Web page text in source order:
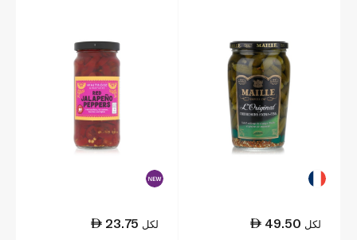
49.50 لكل
23.75 لكل